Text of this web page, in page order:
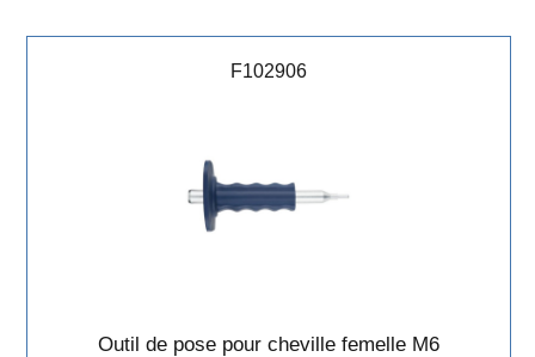
F102906
Outil de pose pour cheville femelle M6